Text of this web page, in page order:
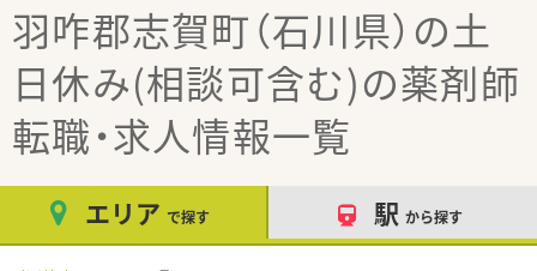
羽咋郡志賀町（石川県）の土
日休み(相談可含む)の薬剤師
転職・求人情報一覧
エリア で探す 駅 から探す